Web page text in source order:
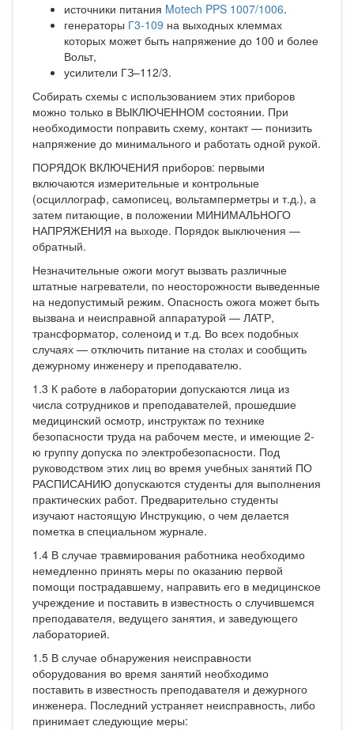
источники питания Motech PPS 1007/1006.
генераторы Г3-109 на выходных клеммах
которых может быть напряжение до 100 и более
Вольт,
усилители ГЗ–112/3.
Собирать схемы с использованием этих приборов
можно только в ВЫКЛЮЧЕННОМ состоянии. При
необходимости поправить схему, контакт — понизить
напряжение до минимального и работать одной рукой.
ПОРЯДОК ВКЛЮЧЕНИЯ приборов: первыми
включаются измерительные и контрольные
(осциллограф, самописец, вольтамперметры и т.д.), а
затем питающие, в положении МИНИМАЛЬНОГО
НАПРЯЖЕНИЯ на выходе. Порядок выключения —
обратный.
Незначительные ожоги могут вызвать различные
штатные нагреватели, по неосторожности выведенные
на недопустимый режим. Опасность ожога может быть
вызвана и неисправной аппаратурой — ЛАТР,
трансформатор, соленоид и т.д. Во всех подобных
случаях — отключить питание на столах и сообщить
дежурному инженеру и преподавателю.
1.3 К работе в лаборатории допускаются лица из
числа сотрудников и преподавателей, прошедшие
медицинский осмотр, инструктаж по технике
безопасности труда на рабочем месте, и имеющие 2-
ю группу допуска по электробезопасности. Под
руководством этих лиц во время учебных занятий ПО
РАСПИСАНИЮ допускаются студенты для выполнения
практических работ. Предварительно студенты
изучают настоящую Инструкцию, о чем делается
пометка в специальном журнале.
1.4 В случае травмирования работника необходимо
немедленно принять меры по оказанию первой
помощи пострадавшему, направить его в медицинское
учреждение и поставить в известность о случившемся
преподавателя, ведущего занятия, и заведующего
лабораторией.
1.5 В случае обнаружения неисправности
оборудования во время занятий необходимо
поставить в известность преподавателя и дежурного
инженера. Последний устраняет неисправность, либо
принимает следующие меры: